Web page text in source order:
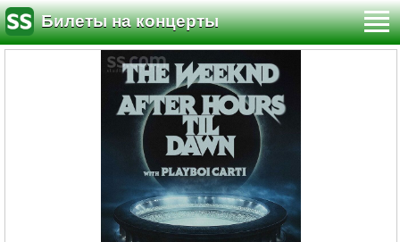
Билеты на концерты